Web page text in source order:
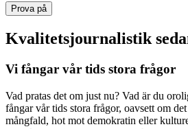
Prova på
Kvalitetsjournalistik
Vi fångar vår tids stora frågor
Vad pratas det om just nu? Vad är du
fångar vår tids stora frågor, oavsett om
mångfald, hot mot demokratin eller